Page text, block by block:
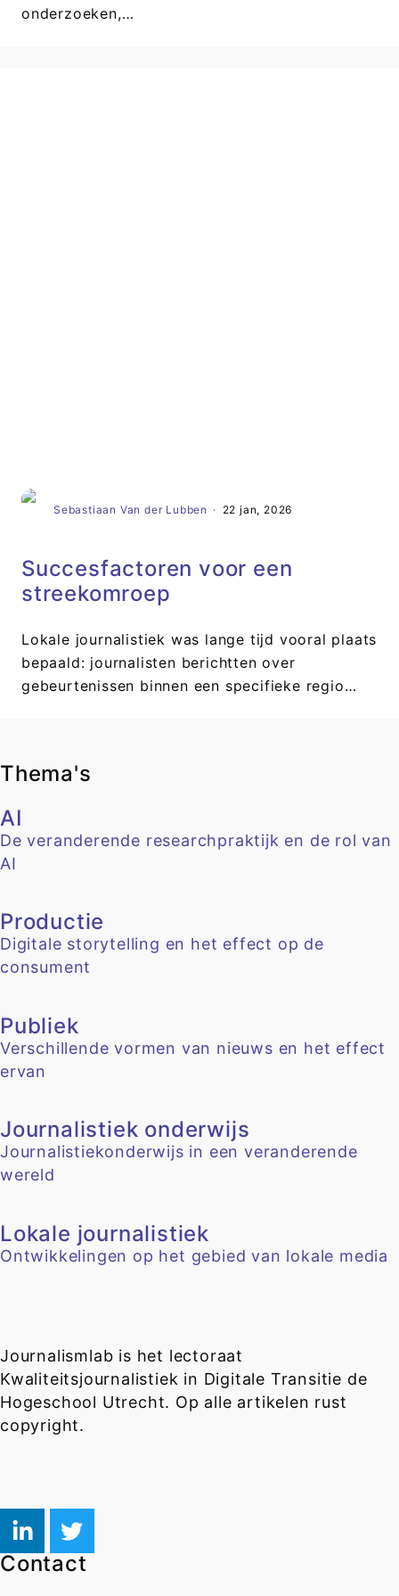
onderzoeken,…
Sebastiaan Van der Lubben · 22 jan, 2026
Succesfactoren voor een
streekomroep
Lokale journalistiek was lange tijd vooral plaats
bepaald: journalisten berichtten over
gebeurtenissen binnen een specifieke regio…
Thema's
AI
De veranderende researchpraktijk en de rol van
AI
Productie
Digitale storytelling en het effect op de
consument
Publiek
Verschillende vormen van nieuws en het effect
ervan
Journalistiek onderwijs
Journalistiekonderwijs in een veranderende
wereld
Lokale journalistiek
Ontwikkelingen op het gebied van lokale media
Journalismlab is het lectoraat
Kwaliteitsjournalistiek in Digitale Transitie de
Hogeschool Utrecht. Op alle artikelen rust
copyright.
Contact